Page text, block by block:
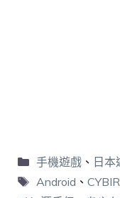
手機遊戲、 日本
Android 、